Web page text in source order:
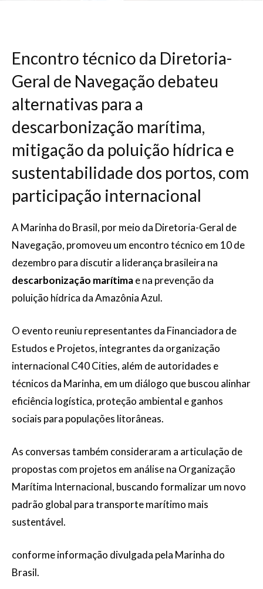
Encontro técnico da Diretoria-
Geral de Navegação debateu
alternativas para a
descarbonização marítima,
mitigação da poluição hídrica e
sustentabilidade dos portos, com
participação internacional
A Marinha do Brasil, por meio da Diretoria-Geral de
Navegação, promoveu um encontro técnico em 10 de
dezembro para discutir a liderança brasileira na
descarbonização marítimae na prevenção da
poluição hídrica da Amazônia Azul.
O evento reuniu representantes da Financiadora de
Estudos e Projetos, integrantes da organização
internacional C40 Cities, além de autoridades e
técnicos da Marinha, em um diálogo que buscou alinhar
eficiência logística, proteção ambiental e ganhos
sociais para populações litorâneas.
As conversas também consideraram a articulação de
propostas com projetos em análise na Organização
Marítima Internacional, buscando formalizar um novo
padrão global para transporte marítimo mais
sustentável.
conforme informação divulgada pela Marinha do
Brasil.